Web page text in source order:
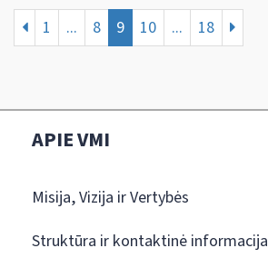
1 ... 8 9 10 ... 18
APIE VMI
Misija, Vizija ir Vertybės
Struktūra ir kontaktinė informacija